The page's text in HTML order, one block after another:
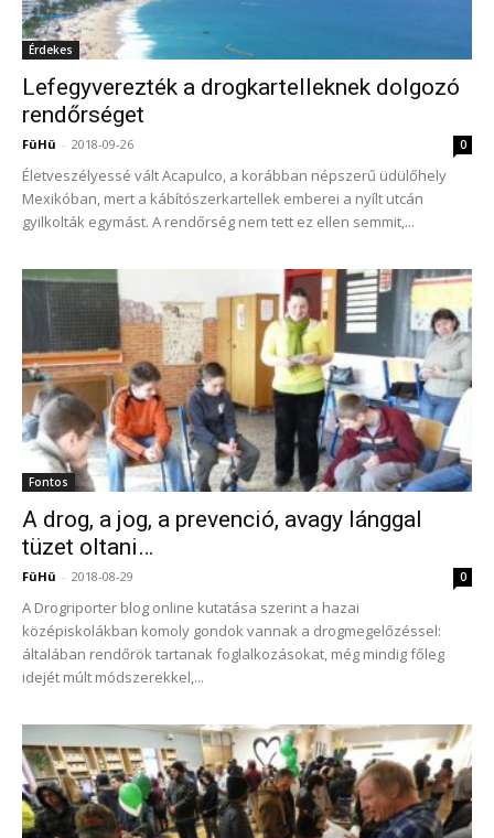
Érdekes
Lefegyverezték a drogkartelleknek dolgozó
rendőrséget
FüHü - 2018-09-26 0
Életveszélyessé vált Acapulco, a korábban népszerű üdülőhely
Mexikóban, mert a kábítószerkartellek emberei a nyílt utcán
gyilkolták egymást. A rendőrség nem tett ez ellen semmit,...
Fontos
A drog, a jog, a prevenció, avagy lánggal
tüzet oltani…
FüHü - 2018-08-29 0
A Drogriporter blog online kutatása szerint a hazai
középiskolákban komoly gondok vannak a drogmegelőzéssel:
általában rendőrök tartanak foglalkozásokat, még mindig főleg
idejét múlt módszerekkel,...